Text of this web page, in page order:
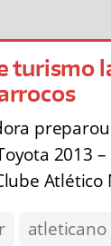
turismo
2013
atleticano